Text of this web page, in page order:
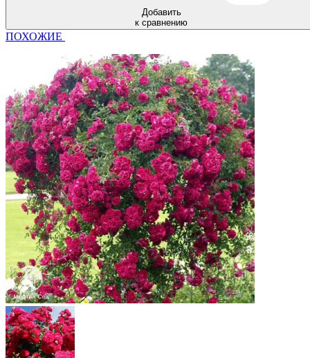
Добавить
к сравнению
ПОХОЖИЕ